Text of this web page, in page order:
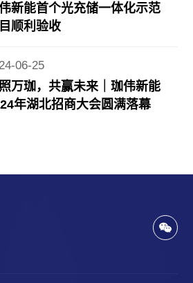
新能首个光充储一体化示范
顺利验收
06-25
万珈，共赢未来｜珈伟新能
年湖北招商大会圆满落幕